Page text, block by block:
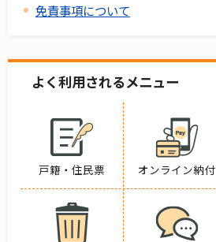
免責事項について
よく利用されるメニュー
戸籍・住民票 オンライン納付